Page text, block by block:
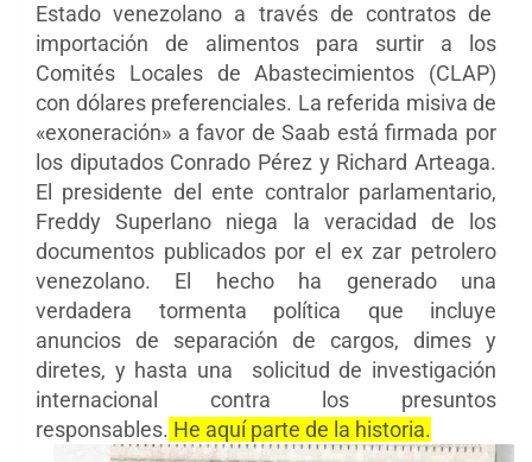
Estado venezolano a través de contratos de
importación de alimentos para surtir a los
Comités Locales de Abastecimientos (CLAP)
con dólares preferenciales. La referida misiva de
«exoneración» a favor de Saab está firmada por
los diputados Conrado Pérez y Richard Arteaga.
El presidente del ente contralor parlamentario,
Freddy Superlano niega la veracidad de los
documentos publicados por el ex zar petrolero
venezolano. El hechoha generado una
verdadera tormenta política que incluye
anuncios de separación de cargos, dimes y
diretes, y hasta una solicitud de investigación
internacional contra los presuntos
responsables. He aquí parte de la historia.